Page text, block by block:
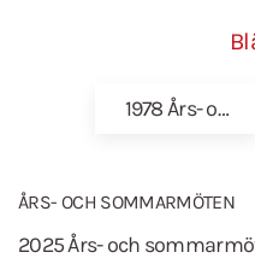
1978 Års- o…
ÅRS- OCH SOMMARMÖTEN
2025 Års- och